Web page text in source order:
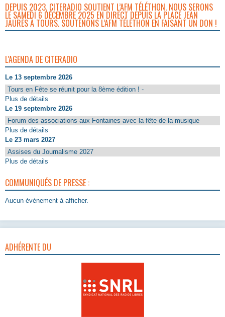
DEPUIS 2023, CITERADIO SOUTIENT L’AFM TÉLÉTHON. NOUS SERONS
LE SAMEDI 6 DÉCEMBRE 2025 EN DIRECT DEPUIS LA PLACE JEAN
JAURÈS À TOURS. SOUTENONS L’AFM TÉLÉTHON EN FAISANT UN DON !
L'AGENDA DE CITERADIO
Le 13 septembre 2026
Tours en Fête se réunit pour la 8ème édition ! -
Plus de détails
Le 19 septembre 2026
Forum des associations aux Fontaines avec la fête de la musique
Plus de détails
Le 23 mars 2027
Assises du Journalisme 2027
Plus de détails
COMMUNIQUÉS DE PRESSE :
Aucun évènement à afficher.
ADHÉRENTE DU